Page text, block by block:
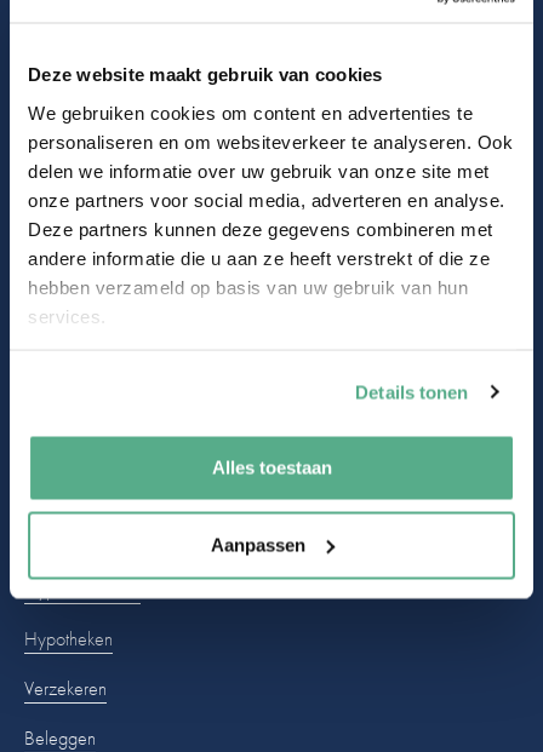
Deze website maakt gebruik van cookies
We gebruiken cookies om content en advertenties te
personaliseren en om websiteverkeer te analyseren. Ook
delen we informatie over uw gebruik van onze site met
onze partners voor social media, adverteren en analyse.
Deze partners kunnen deze gegevens combineren met
andere informatie die u aan ze heeft verstrekt of die ze
hebben verzameld op basis van uw gebruik van hun
services.
Details tonen
Alles toestaan
Aanpassen
Volg ons op
Facebook
LinkedIn
Instagram
Afspraak maken
Hoe regelen wij jouw hypotheek?
Hypotheekrente
Hypotheken
Verzekeren
Beleggen